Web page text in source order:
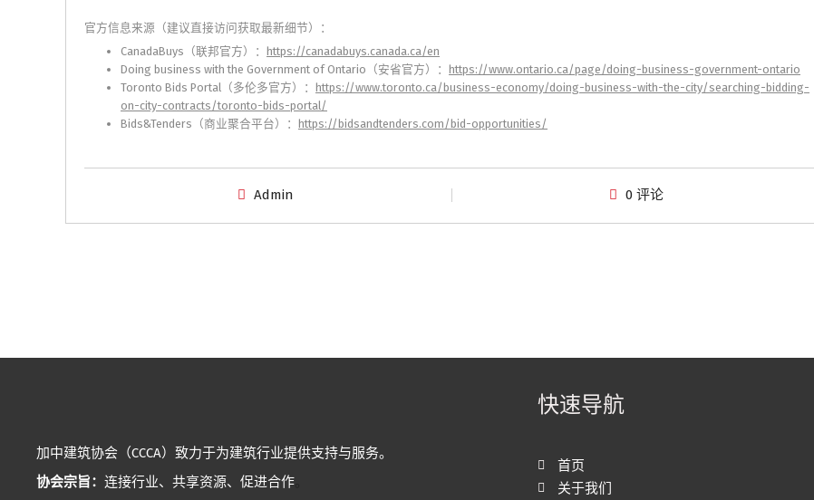
官方信息来源（建议直接访问获取最新细节）：
CanadaBuys（联邦官方）： https://canadabuys.canada.ca/en
Doing business with the Government of Ontario（安省官方）： https://www.ontario.ca/page/doing-business-government-ontario
Toronto Bids Portal（多伦多官方）： https://www.toronto.ca/business-economy/doing-business-with-the-city/searching-bidding-
on-city-contracts/toronto-bids-portal/
Bids&Tenders（商业聚合平台）： https://bidsandtenders.com/bid-opportunities/
Admin 0 评论
加中建筑协会（CCCA）致力于为建筑行业提供支持与服务。
协会宗旨： 连接行业、共享资源、促进合作
快速导航
首页
关于我们